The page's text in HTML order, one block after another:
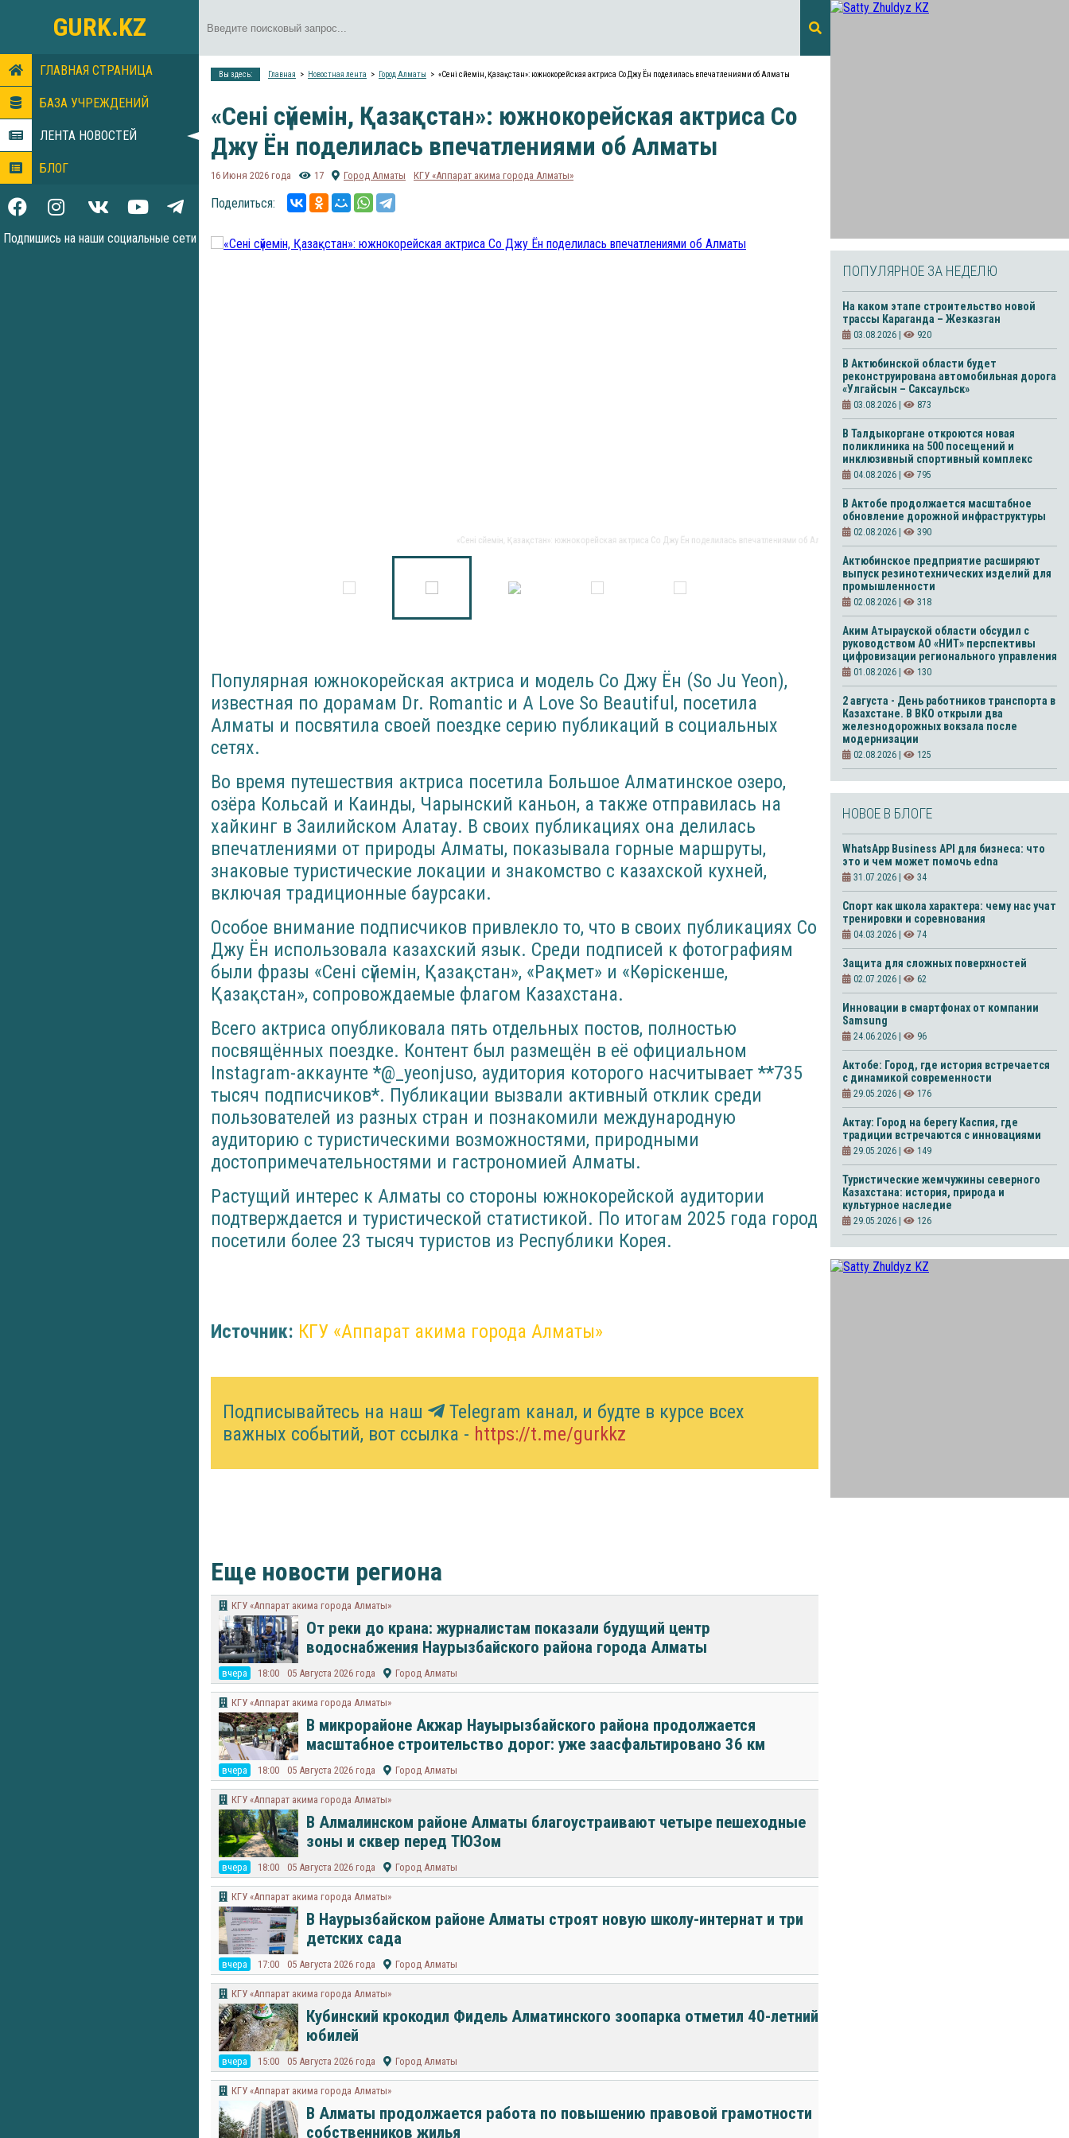
GURK.KZ
ГЛАВНАЯ СТРАНИЦА
БАЗА УЧРЕЖДЕНИЙ
ЛЕНТА НОВОСТЕЙ
БЛОГ
Подпишись на наши социальные сети
Вы здесь: Главная Новостная лента Город Алматы «Сені сүйемін, Қазақстан»: южнокорейская актриса Со Джу Ён поделилась впечатлениями об Алматы
«Сені сүйемін, Қазақстан»: южнокорейская актриса Со
Джу Ён поделилась впечатлениями об Алматы
16 Июня 2026 года 17 Город Алматы КГУ «Аппарат акима города Алматы»
Поделиться:
«Сені сүйемін, Қазақстан»: южнокорейская актриса Со Джу Ён поделилась впечатлениями об Алматы
Популярная южнокорейская актриса и модель Со Джу Ён (So Ju Yeon),
известная по дорамам Dr. Romantic и A Love So Beautiful, посетила
Алматы и посвятила своей поездке серию публикаций в социальных
сетях.
Во время путешествия актриса посетила Большое Алматинское озеро,
озёра Кольсай и Каинды, Чарынский каньон, а также отправилась на
хайкинг в Заилийском Алатау. В своих публикациях она делилась
впечатлениями от природы Алматы, показывала горные маршруты,
знаковые туристические локации и знакомство с казахской кухней,
включая традиционные баурсаки.
Особое внимание подписчиков привлекло то, что в своих публикациях Со
Джу Ён использовала казахский язык. Среди подписей к фотографиям
были фразы «Сені сүйемін, Қазақстан», «Рақмет» и «Көріскенше,
Қазақстан», сопровождаемые флагом Казахстана.
Всего актриса опубликовала пять отдельных постов, полностью
посвящённых поездке. Контент был размещён в её официальном
Instagram-аккаунте *@_yeonjuso, аудитория которого насчитывает **735
тысяч подписчиков*. Публикации вызвали активный отклик среди
пользователей из разных стран и познакомили международную
аудиторию с туристическими возможностями, природными
достопримечательностями и гастрономией Алматы.
Растущий интерес к Алматы со стороны южнокорейской аудитории
подтверждается и туристической статистикой. По итогам 2025 года город
посетили более 23 тысяч туристов из Республики Корея.
Источник: КГУ «Аппарат акима города Алматы»
Подписывайтесь на наш
Telegram канал, и будте в курсе всех
важных событий, вот ссылка - https://t.me/gurkkz
Еще новости региона
КГУ «Аппарат акима города Алматы»
От реки до крана: журналистам показали будущий центр
водоснабжения Наурызбайского района города Алматы
вчера 18:00 05 Августа 2026 года Город Алматы
КГУ «Аппарат акима города Алматы»
В микрорайоне Акжар Науырызбайского района продолжается
масштабное строительство дорог: уже заасфальтировано 36 км
вчера 18:00 05 Августа 2026 года Город Алматы
КГУ «Аппарат акима города Алматы»
В Алмалинском районе Алматы благоустраивают четыре пешеходные
зоны и сквер перед ТЮЗом
вчера 18:00 05 Августа 2026 года Город Алматы
КГУ «Аппарат акима города Алматы»
В Наурызбайском районе Алматы строят новую школу-интернат и три
детских сада
вчера 17:00 05 Августа 2026 года Город Алматы
КГУ «Аппарат акима города Алматы»
Кубинский крокодил Фидель Алматинского зоопарка отметил 40-летний
юбилей
вчера 15:00 05 Августа 2026 года Город Алматы
КГУ «Аппарат акима города Алматы»
В Алматы продолжается работа по повышению правовой грамотности
собственников жилья
ПОПУЛЯРНОЕ ЗА НЕДЕЛЮ
На каком этапе строительство новой
трассы Караганда – Жезказган
03.08.2026 | 920
В Актюбинской области будет
реконструирована автомобильная дорога
«Улгайсын – Саксаульск»
03.08.2026 | 873
В Талдыкоргане откроются новая
поликлиника на 500 посещений и
инклюзивный спортивный комплекс
04.08.2026 | 795
В Актобе продолжается масштабное
обновление дорожной инфраструктуры
02.08.2026 | 390
Актюбинское предприятие расширяют
выпуск резинотехнических изделий для
промышленности
02.08.2026 | 318
Аким Атырауской области обсудил с
руководством АО «НИТ» перспективы
цифровизации регионального управления
01.08.2026 | 130
2 августа - День работников транспорта в
Казахстане. В ВКО открыли два
железнодорожных вокзала после
модернизации
02.08.2026 | 125
НОВОЕ В БЛОГЕ
WhatsApp Business API для бизнеса: что
это и чем может помочь edna
31.07.2026 | 34
Спорт как школа характера: чему нас учат
тренировки и соревнования
04.03.2026 | 74
Защита для сложных поверхностей
02.07.2026 | 62
Инновации в смартфонах от компании
Samsung
24.06.2026 | 96
Актобе: Город, где история встречается
с динамикой современности
29.05.2026 | 176
Актау: Город на берегу Каспия, где
традиции встречаются с инновациями
29.05.2026 | 149
Туристические жемчужины северного
Казахстана: история, природа и
культурное наследие
29.05.2026 | 126